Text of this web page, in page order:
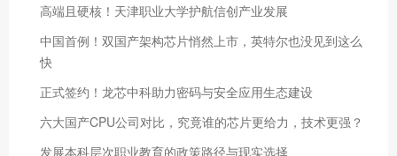
高端且硬核！天津职业大学护航信创产业发展
中国首例！双国产架构芯片悄然上市，英特尔也没见到这么
快
正式签约！龙芯中科助力密码与安全应用生态建设
六大国产CPU公司对比，究竟谁的芯片更给力，技术更强？
发展本科层次职业教育的政策路径与现实选择